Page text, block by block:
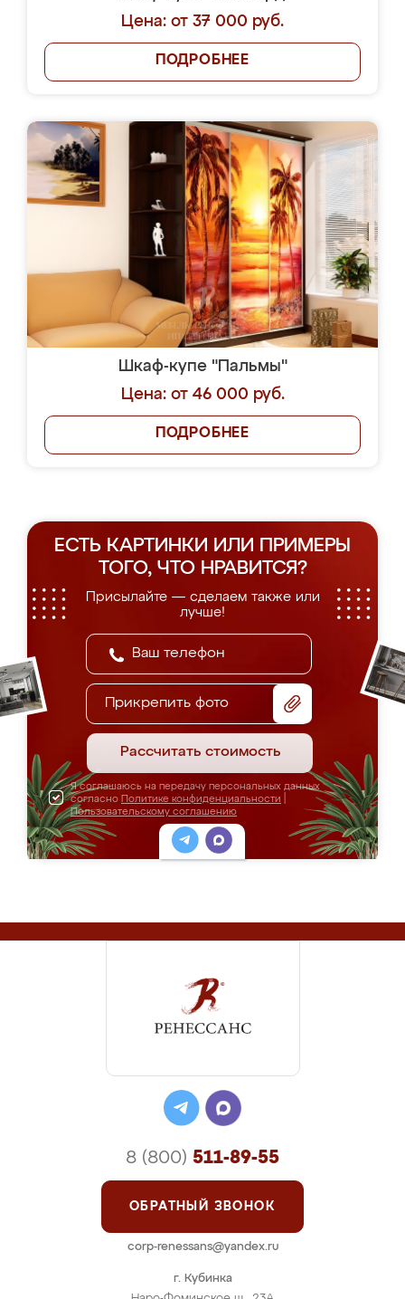
Цена: от 37 000 руб.
ПОДРОБНЕЕ
Шкаф-купе "Пальмы"
Цена: от 46 000 руб.
ПОДРОБНЕЕ
ЕСТЬ КАРТИНКИ ИЛИ ПРИМЕРЫ
ТОГО, ЧТО НРАВИТСЯ?
Присылайте — сделаем также или
лучше!
Прикрепить фото
Рассчитать стоимость
Я соглашаюсь на передачу персональных данных
согласно Политике конфиденциальности
Пользовательскому соглашению
г. Кубинка
8 (800) 511-89-55
ОБРАТНЫЙ ЗВОНОК
corp-renessans@yandex.ru